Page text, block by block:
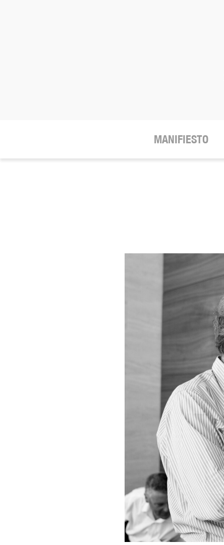
MANIFIESTO